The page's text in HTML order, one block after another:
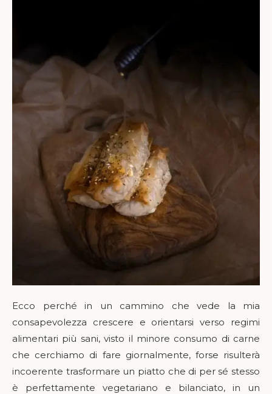
Ecco perché in un cammino che vede la mia
consapevolezza crescere e orientarsi verso regimi
alimentari più sani, visto il minore consumo di carne
che cerchiamo di fare giornalmente, forse risulterà
incoerente trasformare un piatto che di per sé stesso
è perfettamente vegetariano e bilanciato, in un